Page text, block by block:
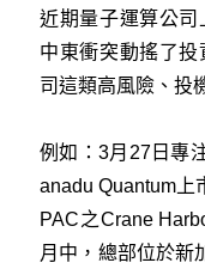
近期量子運算公司
中東衝突動搖了
司這類高風險、投
例如：3月27日專
anadu Quantum上
PAC之Crane
月中，總部位於新